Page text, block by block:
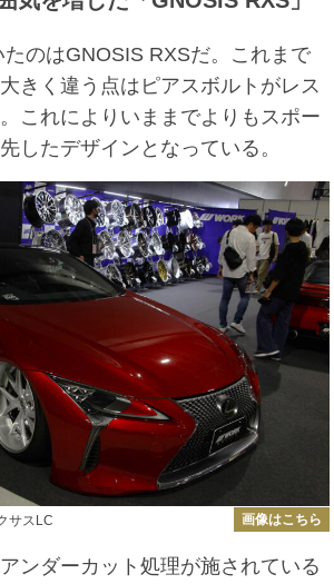
のはGNOSIS RXSだ。これまで
きく違う点はピアスボルトがレス
これによりいままでよりもスポー
したデザインとなっている。
サスLC 画像はこちら
ンダーカット処理が施されている